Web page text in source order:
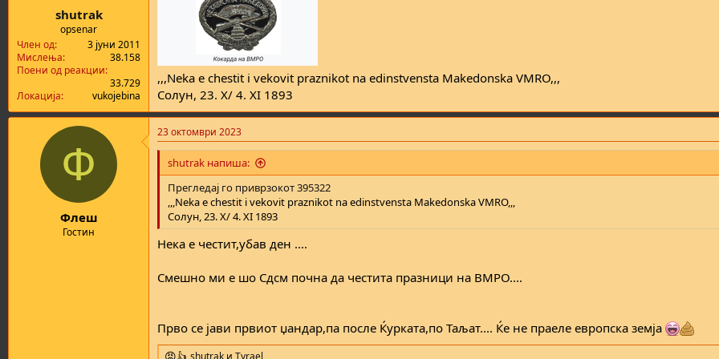
shutrak
opsenar
Член од
3 јуни 2011
Мислења
38.158
Поени од реакции
33.729
Локација
vukojebina
,,,Neka e chestit i vekovit praznikot na edinstvensta Makedonska VMRO,,,
Солун, 23. X/ 4. XI 1893
Ф
Флеш
Гостин
23 октомври 2023
shutrak напиша:
Прегледај го приврзокот 395322
,,,Neka e chestit i vekovit praznikot na edinstvensta Makedonska VMRO,,,
Солун, 23. X/ 4. XI 1893
Нека е честит,убав ден ....
Смешно ми е шо Сдсм почна да честита празници на ВМРО....
Прво се јави првиот џандар,па после Ќурката,по Таљат.... Ќе не праеле европска земја
shutrak и Tyrael